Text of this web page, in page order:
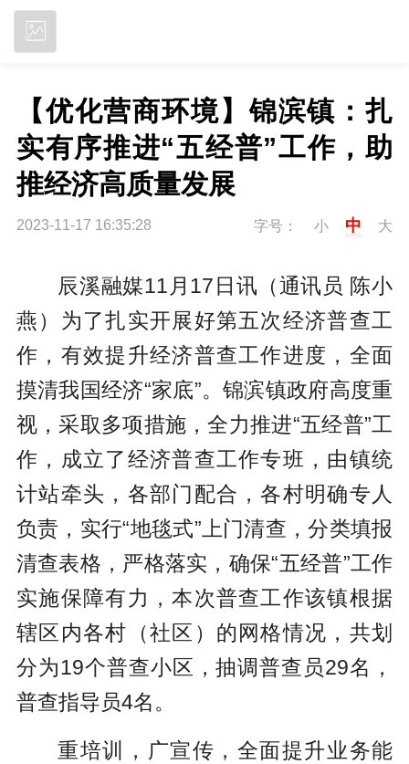
【优化营商环境】锦滨镇：扎
实有序推进“五经普”工作，助
推经济高质量发展
2023-11-17 16:35:28 字号： 小 中 大
辰溪融媒11月17日讯（通讯员 陈小
燕）为了扎实开展好第五次经济普查工
作，有效提升经济普查工作进度，全面
摸清我国经济“家底”。锦滨镇政府高度重
视，采取多项措施，全力推进“五经普”工
作，成立了经济普查工作专班，由镇统
计站牵头，各部门配合，各村明确专人
负责，实行“地毯式”上门清查，分类填报
清查表格，严格落实，确保“五经普”工作
实施保障有力，本次普查工作该镇根据
辖区内各村（社区）的网格情况，共划
分为19个普查小区，抽调普查员29名，
普查指导员4名。
重培训，广宣传，全面提升业务能